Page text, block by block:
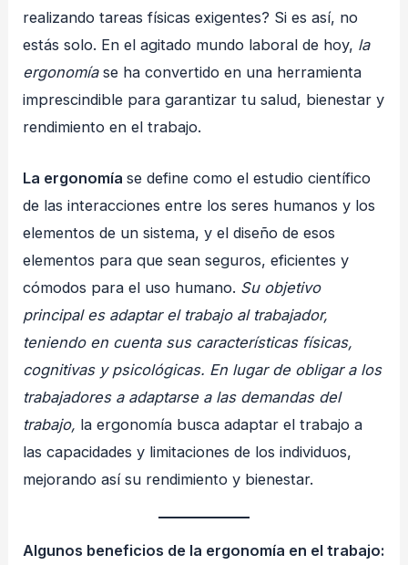
realizando tareas físicas exigentes? Si es así, no
estás solo. En el agitado mundo laboral de hoy, la
ergonomíase ha convertido en una herramienta
imprescindible para garantizar tu salud, bienestar y
rendimiento en el trabajo.
La ergonomíase define como el estudio científico
de las interacciones entre los seres humanos y los
elementos de un sistema, y el diseño de esos
elementos para que sean seguros, eficientes y
cómodos para el uso humano. Su objetivo
principal es adaptar el trabajo al trabajador,
teniendo en cuenta sus características físicas,
cognitivas y psicológicas. En lugar de obligar a los
trabajadores a adaptarse a las demandas del
trabajo, la ergonomía busca adaptar el trabajo a
las capacidades y limitaciones de los individuos,
mejorando así su rendimiento y bienestar.
Algunos beneficios de la ergonomía en el trabajo: